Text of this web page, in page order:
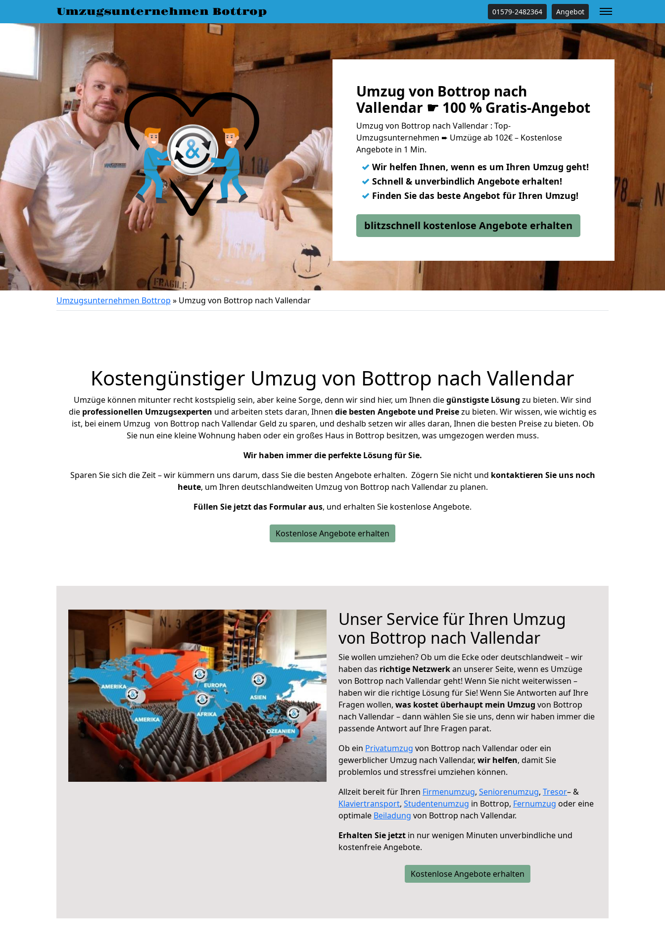
Umzugsunternehmen Bottrop 01579-2482364 Angebot
Umzug von Bottrop nach
Vallendar ☛ 100 % Gratis-Angebot
Umzug von Bottrop nach Vallendar : Top-
Umzugsunternehmen ➨ Umzüge ab 102€ – Kostenlose
Angebote in 1 Min.
✓ Wir helfen Ihnen, wenn es um Ihren Umzug geht!
✓ Schnell & unverbindlich Angebote erhalten!
✓ Finden Sie das beste Angebot für Ihren Umzug!
blitzschnell kostenlose Angebote erhalten
Umzugsunternehmen Bottrop » Umzug von Bottrop nach Vallendar
Kostengünstiger Umzug von Bottrop nach Vallendar
Umzüge können mitunter recht kostspielig sein, aber keine Sorge, denn wir sind hier, um Ihnen diegünstigste Lösung zu bieten. Wir sind
die professionellen Umzugsexperten und arbeiten stets daran, Ihnen die besten Angebote und Preisezu bieten. Wir wissen, wie wichtig es
ist, bei einem Umzug von Bottrop nach Vallendar Geld zu sparen, und deshalb setzen wir alles daran, Ihnen die besten Preise zu bieten. Ob
Sie nun eine kleine Wohnung haben oder ein großes Haus in Bottrop besitzen, was umgezogen werden muss.
Wir haben immer die perfekte Lösung für Sie.
Sparen Sie sich die Zeit – wir kümmern uns darum, dass Sie die besten Angebote erhalten. Zögern Sie nicht und kontaktieren Sie uns noch
heute, um Ihren deutschlandweiten Umzug von Bottrop nach Vallendar zu planen.
Füllen Sie jetzt das Formular aus, und erhalten Sie kostenlose Angebote.
Kostenlose Angebote erhalten
Unser Service für Ihren Umzug
von Bottrop nach Vallendar
Sie wollen umziehen? Ob um die Ecke oder deutschlandweit – wir
haben das richtige Netzwerkan unserer Seite, wenn es Umzüge
von Bottrop nach Vallendar geht! Wenn Sie nicht weiterwissen –
haben wir die richtige Lösung für Sie! Wenn Sie Antworten auf Ihre
Fragen wollen, was kostet überhaupt mein Umzug von Bottrop
nach Vallendar – dann wählen Sie sie uns, denn wir haben immer die
passende Antwort auf Ihre Fragen parat.
Ob ein Privatumzug von Bottrop nach Vallendar oder ein
gewerblicher Umzug nach Vallendar, wir helfen, damit Sie
problemlos und stressfrei umziehen können.
Allzeit bereit für Ihren Firmenumzug, Seniorenumzug, Tresor– &
Klaviertransport, Studentenumzug in Bottrop, Fernumzug oder eine
optimale Beiladung von Bottrop nach Vallendar.
Erhalten Sie jetzt in nur wenigen Minuten unverbindliche und
kostenfreie Angebote.
Kostenlose Angebote erhalten